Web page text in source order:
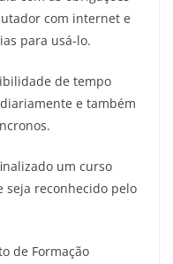
com internet e
para usá-lo.
de tempo
e também
um curso
reconhecido pelo
de Formação